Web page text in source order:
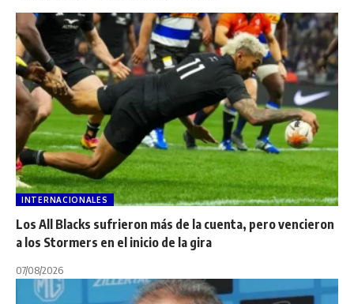
INTERNACIONALES
Los All Blacks sufrieron más de la cuenta, pero vencieron
a los Stormers en el inicio de la gira
07/08/2026